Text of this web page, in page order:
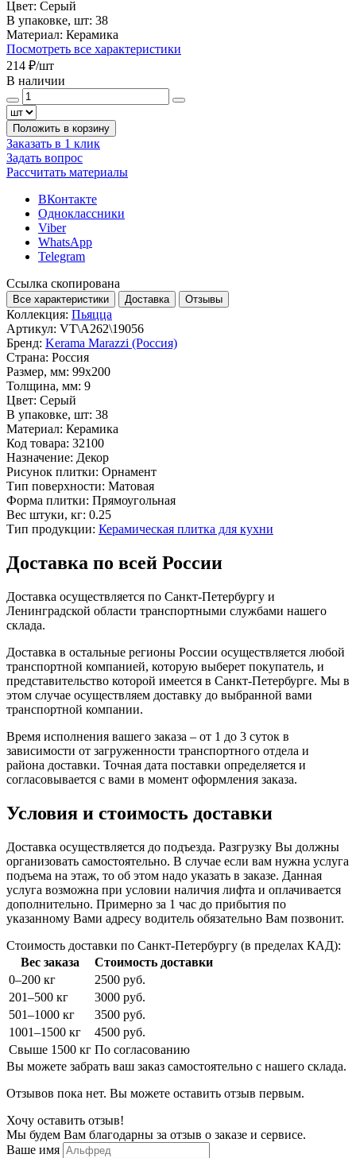
Цвет: Серый
В упаковке, шт: 38
Материал: Керамика
Посмотреть все характеристики
214 ₽/шт
В наличии
Положить в корзину
Заказать в 1 клик
Задать вопрос
Рассчитать материалы
ВКонтакте
Одноклассники
Viber
WhatsApp
Telegram
Ссылка скопирована
Все характеристики Доставка Отзывы
Коллекция: Пьяцца
Артикул: VT\A262\19056
Бренд: Kerama Marazzi (Россия)
Страна: Россия
Размер, мм: 99x200
Толщина, мм: 9
Цвет: Серый
В упаковке, шт: 38
Материал: Керамика
Код товара: 32100
Назначение: Декор
Рисунок плитки: Орнамент
Тип поверхности: Матовая
Форма плитки: Прямоугольная
Вес штуки, кг: 0.25
Тип продукции: Керамическая плитка для кухни
Доставка по всей России
Доставка осуществляется по Санкт-Петербургу и
Ленинградской области транспортными службами нашего
склада.
Доставка в остальные регионы России осуществляется любой
транспортной компанией, которую выберет покупатель, и
представительство которой имеется в Санкт-Петербурге. Мы в
этом случае осуществляем доставку до выбранной вами
транспортной компании.
Время исполнения вашего заказа – от 1 до 3 суток в
зависимости от загруженности транспортного отдела и
района доставки. Точная дата поставки определяется и
согласовывается с вами в момент оформления заказа.
Условия и стоимость доставки
Доставка осуществляется до подъезда. Разгрузку Вы должны
организовать самостоятельно. В случае если вам нужна услуга
подъема на этаж, то об этом надо указать в заказе. Данная
услуга возможна при условии наличия лифта и оплачивается
дополнительно. Примерно за 1 час до прибытия по
указанному Вами адресу водитель обязательно Вам позвонит.
Стоимость доставки по Санкт-Петербургу (в пределах КАД):
Вес заказа
Стоимость доставки
0–200 кг
2500 руб.
201–500 кг
3000 руб.
501–1000 кг
3500 руб.
1001–1500 кг
4500 руб.
Свыше 1500 кг По согласованию
Вы можете забрать ваш заказ самостоятельно с нашего склада.
Отзывов пока нет. Вы можете оставить отзыв первым.
Хочу оставить отзыв!
Мы будем Вам благодарны за отзыв о заказе и сервисе.
Ваше имя